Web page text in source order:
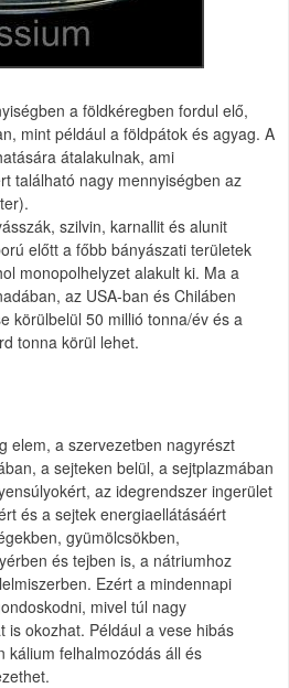
a földkéregben fordul elő,
mint például a földpátok és agyag. A
átalakulnak, ami
található nagy mennyiségben az
szilvin, karnallit és alunit
előtt a főbb bányászati területek
monopolhelyzet alakult ki. Ma a
az USA-ban és Chiláben
körülbelül 50 millió tonna/év és a
tonna körül lehet.
elem, a szervezetben nagyrészt
a sejteken belül, a sejtplazmában
az idegrendszer ingerület
és a sejtek energiaellátásáért
gyümölcsökben,
és tejben is, a nátriumhoz
Ezért a mindennapi
mivel túl nagy
is okozhat. Például a vese hibás
kálium felhalmozódás áll és